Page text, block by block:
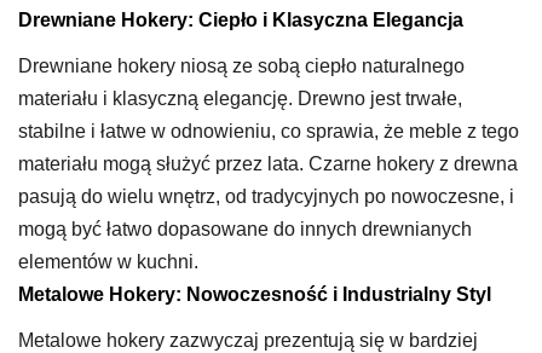
Drewniane Hokery: Ciepło i Klasyczna Elegancja
Drewniane hokery niosą ze sobą ciepło naturalnego
materiału i klasyczną elegancję. Drewno jest trwałe,
stabilne i łatwe w odnowieniu, co sprawia, że meble z tego
materiału mogą służyć przez lata. Czarne hokery z drewna
pasują do wielu wnętrz, od tradycyjnych po nowoczesne, i
mogą być łatwo dopasowane do innych drewnianych
elementów w kuchni.
Metalowe Hokery: Nowoczesność i Industrialny Styl
Metalowe hokery zazwyczaj prezentują się w bardziej